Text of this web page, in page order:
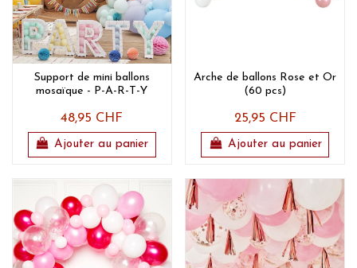
Support de mini ballons
mosaïque - P-A-R-T-Y
48,95 CHF
Ajouter au panier
Arche de ballons Rose et Or
(60 pcs)
25,95 CHF
Ajouter au panier